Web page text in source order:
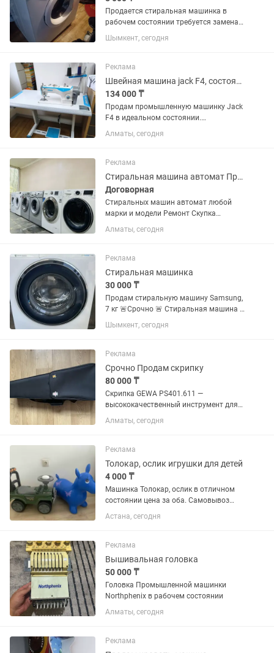
Продается стиральная машинка в
рабочем состоянии требуется замена
резины на барабане
Шымкент, сегодня
Реклама
Швейная машина jack F4, состояние идеальное
134 000 ₸
Продам промышленную машинку Jack
F4 в идеальном состоянии.
Пользуемся редко, в связи с этим
продаем. Стоит дома. Район
Алматы, сегодня
Реклама
Стиральная машина автомат Продажа Ремонт Скупка Алматы
Договорная
Стиральных машин автомат любой
марки и модели Ремонт Скупка
стиральных машин автомат
Утилизация стиральных машин
городу Присылайте фото машинки
Алматы, сегодня
Реклама
Стиральная машинка
30 000 ₸
Продам стиральную машину Samsung,
7 кг 🚨Срочно 🚨 Стиральная машина в
рабочем состоянии. Все программы
работают исправно, стирает хорошо.
— требуется замена...
Шымкент, сегодня
Реклама
Срочно Продам скрипку
80 000 ₸
Скрипка GEWA PS401.611 —
высококачественный инструмент для
музыкантов, сочетающий хороший
звук и стильный дизайн. Особенности:
элегантный внешний...
Алматы, сегодня
Реклама
Толокар, ослик игрушки для детей
4 000 ₸
Машинка Толокар, ослик в отличном
состоянии цена за оба. Самовывоз
район меги
Астана, сегодня
Реклама
Вышивальная головка
50 000 ₸
Головка Промышленной машинки
Northphenix в рабочем состоянии
Алматы, сегодня
Реклама